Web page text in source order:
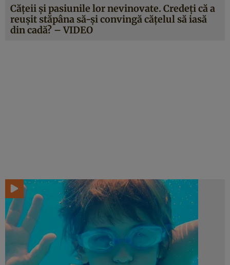
Căţeii şi pasiunile lor nevinovate. Credeţi că a
reuşit stăpâna să-şi convingă căţelul să iasă
din cadă? – VIDEO